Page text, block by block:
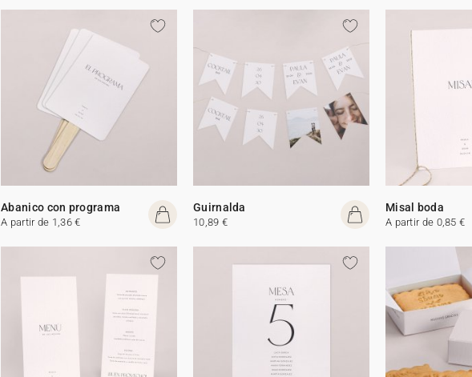
Abanico con programa
A partir de 1,36 €
Guirnalda
10,89 €
Misal boda
A partir de 0,85 €